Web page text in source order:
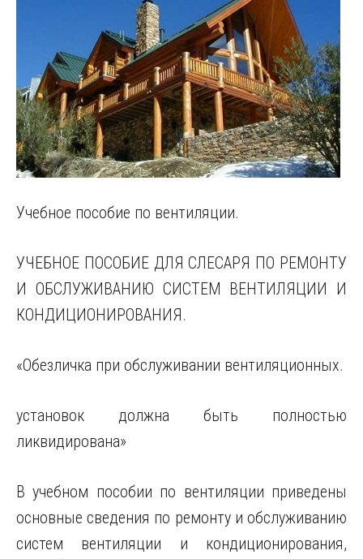
Учебное пособие по вентиляции.
УЧЕБНОЕ ПОСОБИЕ ДЛЯ СЛЕСАРЯ ПО РЕМОНТУ
И ОБСЛУЖИВАНИЮ СИСТЕМ ВЕНТИЛЯЦИИ И
КОНДИЦИОНИРОВАНИЯ.
«Обезличка при обслуживании вентиляционных.
установок должна быть полностью
ликвидирована»
В учебном пособии по вентиляции приведены
основные сведения по ремонту и обслуживанию
систем вентиляции и кондиционирования,